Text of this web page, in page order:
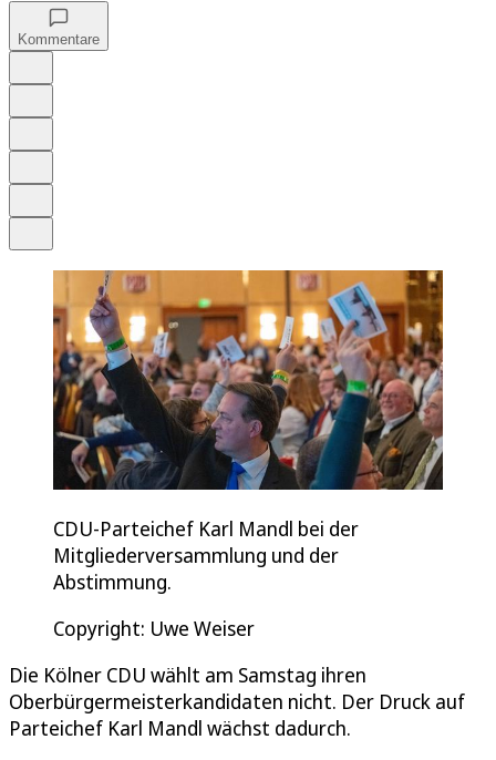
Kommentare
CDU-Parteichef Karl Mandl bei der
Mitgliederversammlung und der
Abstimmung.
Copyright: Uwe Weiser
Die Kölner CDU wählt am Samstag ihren
Oberbürgermeisterkandidaten nicht. Der Druck auf
Parteichef Karl Mandl wächst dadurch.